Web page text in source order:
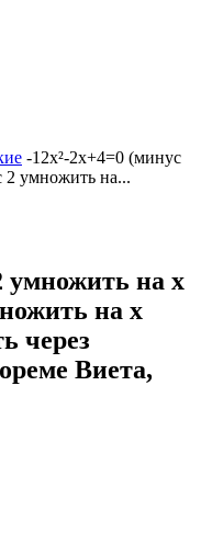
-12x²-2x+4=0 (минус
2 умножить на...
умножить на x
на x
через
Виета,